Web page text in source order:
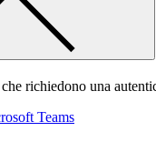
richiedono una
Teams